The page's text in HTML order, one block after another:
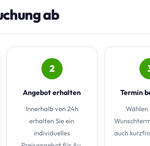
ab
2
Angebot erhalten
Innerhalb von 24h
erhalten Sie ein
individuelles
Termin
Wählen
auch